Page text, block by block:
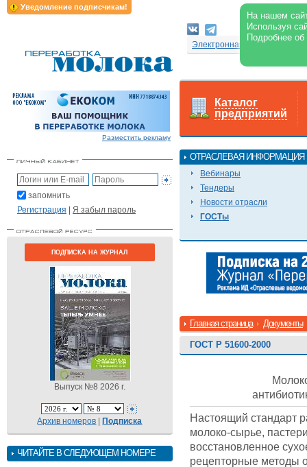
Уведомление подписчикам!
На нашем
Используя
Подробнее
Электронная версия
Разместить рекламу
запомнить
Регистрация | Я забыл пароль
ПОДПИСКА НА ЖУРНАЛ
Выпуск №8 2026 г.
Архив номеров |Подписка
ЧИТАЙТЕ В СЛЕДУЮЩЕМ НОМЕРЕ
Каталог
предприятий
ОТРАСЛЕВАЯ ИНФОРМАЦИЯ
Вебинары
Тендеры
Новости отрасли
ГОСТы
Главная страница Документы
ГОСТ Р 51600-2000
Настоящий стандарт
молоко-сырье,
восстановленное
рецепторные методы